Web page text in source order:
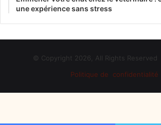
une expérience sans stress
© Copyright 2026, All Rights Reserved
Politique de confidentialité